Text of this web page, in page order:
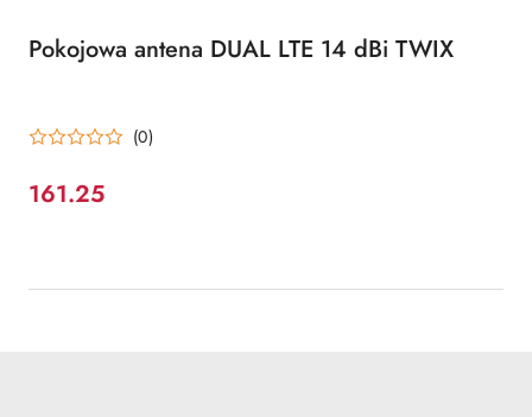
Pokojowa antena DUAL LTE 14 dBi TWIX
(0)
Cena:
161.25